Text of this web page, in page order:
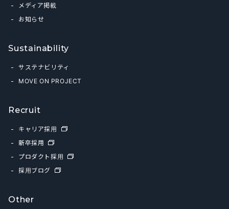
メディア掲載
お知らせ
Sustainability
サステナビリティ
MOVE ON PROJECT
Recruit
キャリア採用
新卒採用
プロダクト採用
採用ブログ
Other